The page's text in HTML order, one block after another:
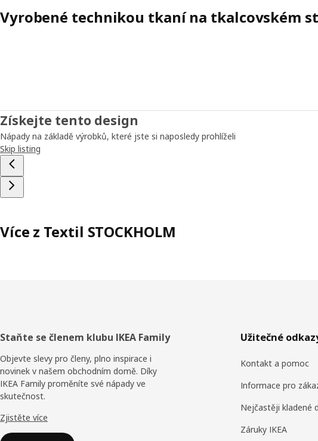
Vyrobené technikou tkaní na tkalcovském
Získejte tento design
Nápady na základě výrobků, které jste si naposledy prohlíželi
Skip listing
Více z Textil STOCKHOLM
Zápatí
Staňte se členem klubu IKEA Family
Objevte slevy pro členy, plno inspirace i
novinek v našem obchodním domě. Díky
IKEA Family proměníte své nápady ve
skutečnost.
Zjistěte více
Užitečné
Kontakt a pomoc
Informace pro
Nejčastěji kladené
Záruky IKEA